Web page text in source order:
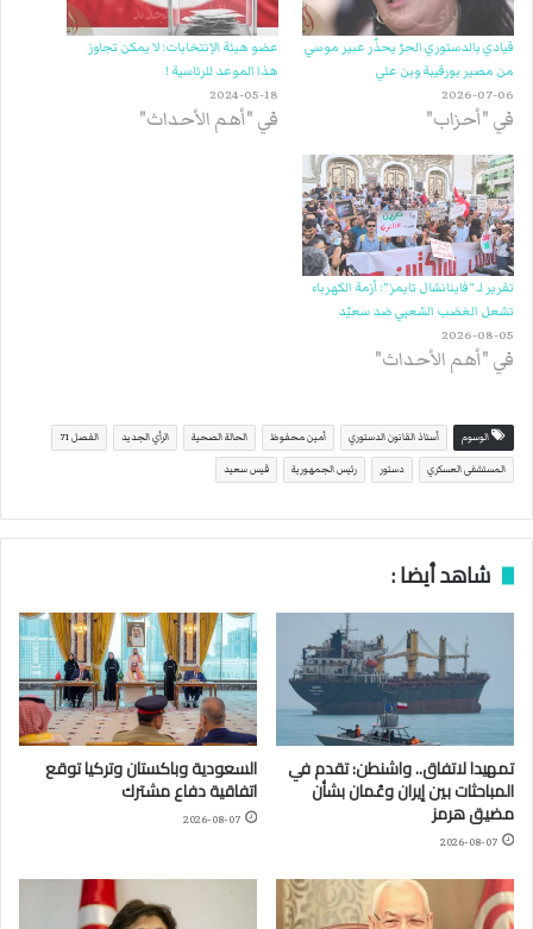
قيادي بالدستوري الحرّ يحذّر عبير موسي
من مصير بورقيبة وبن علي
2026-07-06
في "أحزاب"
عضو هيئة الإنتخابات: لا يمكن تجاوز
هذا الموعد للرئاسية !
2024-05-18
في "أهم الأحداث"
تقرير لـ “فاينانشال تايمز”: أزمة الكهرباء
تشعل الغضب الشعبي ضد سعيّد
2026-08-05
في "أهم الأحداث"
الوسوم أستاذ القانون الدستوري أمين محفوظ الحالة الصحية الرأي الجديد الفصل 71
المستشفى العسكري دستور رئيس الجمهورية قيس سعيد
شاهد أيضا :
تمهيدا لاتفاق.. واشنطن: تقدم في
المباحثات بين إيران وعُمان بشأن
مضيق هرمز
2026-08-07
السعودية وباكستان وتركيا توقع
اتفاقية دفاع مشترك
2026-08-07